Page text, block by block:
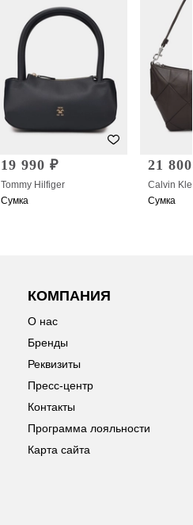
19 990 ₽
Tommy Hilfiger
Сумка
21
Calvin
Сумка
КОМПАНИЯ
О нас
Бренды
Реквизиты
Пресс-центр
Контакты
Программа лояльности
Карта сайта